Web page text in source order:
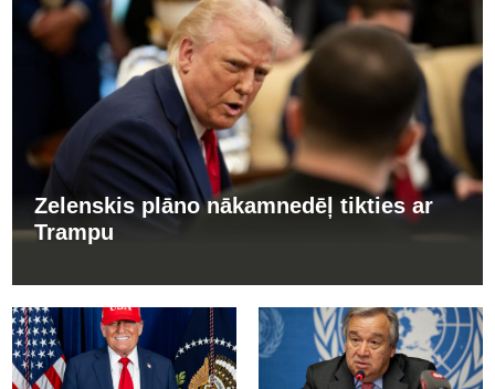
Zelenskis plāno nākamnedēļ tikties ar
Trampu